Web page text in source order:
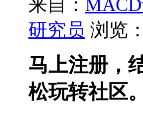
来自： MACD
研究员 浏览：
马上注册，
松玩转社区。